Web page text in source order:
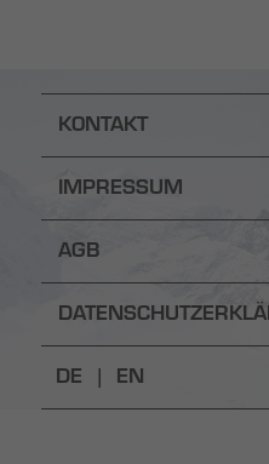
KONTAKT
IMPRESSUM
AGB
DE | EN